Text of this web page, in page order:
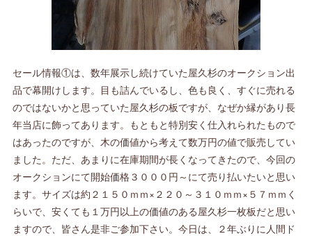
セール情報①は、数年展示し続けていた屋久杉のオークション出
品で幕開けします。目も詰んでいるし、色も良く、すぐに売れる
のではないかと思っていた屋久杉の板ですが、なぜか縁があり長
年当店に飾ってあります。もともと特別安く仕入れられたもので
はあったのですが、木の価値から考えて数万円の値で販売してい
ました。ただ、あまりに在庫期間が長くなってきたので、今回の
オークションにて開始価格３０００円～にて売り払いたいと思い
ます。サイズは約２１５０ｍｍ×２２０～３１０ｍｍ×５７ｍｍく
らいで、安くても１万円以上の価値のある屋久杉一枚板だと思い
ますので、皆さん是非ご参加下さい。今日は、２年ぶりに人間ド